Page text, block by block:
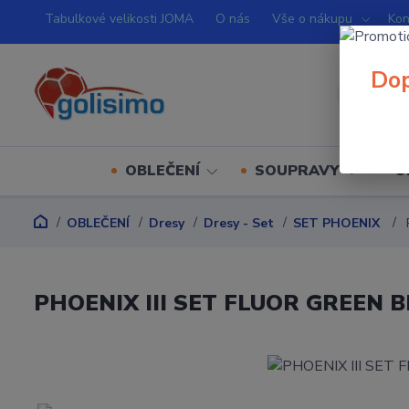
Tabulkové velikosti JOMA O nás Vše o nákupu
OBLEČENÍ SOUPRAVY
OBLEČENÍ Dresy Dresy - Set SET PHOENIX
PHOENIX III SET FLUOR GREEN